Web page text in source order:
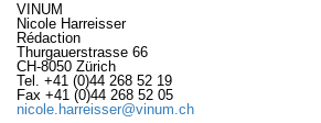
VINUM
Nicole Harreisser
Rédaction
Thurgauerstrasse 66
CH-8050 Zürich
Tel. +41 (0)44 268 52 19
Fax +41 (0)44 268 52 05
nicole.harreisser@vinum.ch